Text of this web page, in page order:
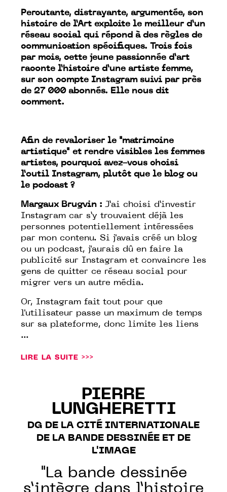
Percutante, distrayante, argumentée, son
histoire de l’Art exploite le meilleur d’un
réseau social qui répond à des règles de
communication spécifiques. Trois fois
par mois, cette jeune passionnée d’art
raconte l’histoire d’une artiste femme,
sur son compte Instagram suivi par près
de 27 000 abonnés. Elle nous dit
comment.
Afin de revaloriser le "matrimoine
artistique" et rendre visibles les femmes
artistes, pourquoi avez-vous choisi
l’outil Instagram, plutôt que le blog ou
le podcast ?
Margaux Brugvin : J’ai choisi d’investir
Instagram car s’y trouvaient déjà les
personnes potentiellement intéressées
par mon contenu. Si j'avais créé un blog
ou un podcast, j'aurais dû en faire la
publicité sur Instagram et convaincre les
gens de quitter ce réseau social pour
migrer vers un autre média.
Or, Instagram fait tout pour que
l'utilisateur passe un maximum de temps
sur sa plateforme, donc limite les liens
...
LIRE LA SUITE >>>
PIERRE
LUNGHERETTI
DG DE LA CITÉ INTERNATIONALE
DE LA BANDE DESSINÉE ET DE
L'IMAGE
"La bande dessinée